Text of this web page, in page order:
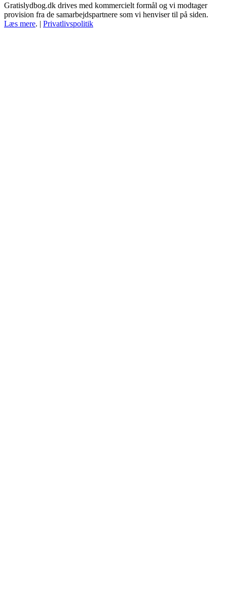
Gratislydbog.dk drives med kommercielt formål og vi modtager
provision fra de samarbejdspartnere som vi henviser til på siden.
Læs mere. | Privatlivspolitik